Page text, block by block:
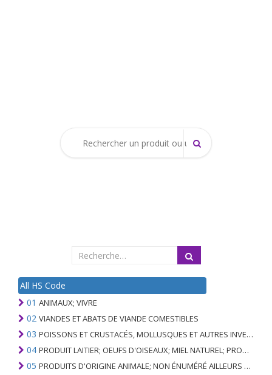
All HS Code
01 ANIMAUX; VIVRE
02 VIANDES ET ABATS DE VIANDE COMESTIBLES
03 POISSONS ET CRUSTACÉS, MOLLUSQUES ET AUTRES INVERTÉBRÉS AQUATIQUES
04 PRODUIT LAITIER; OEUFS D'OISEAUX; MIEL NATUREL; PRODUITS COMESTIBLES D'ORIGINE ANIMALE, NON ÉNUMÉRÉS AILLEURS OU INCLUS
05 PRODUITS D'ORIGINE ANIMALE; NON ÉNUMÉRÉ AILLEURS OU INCLUS